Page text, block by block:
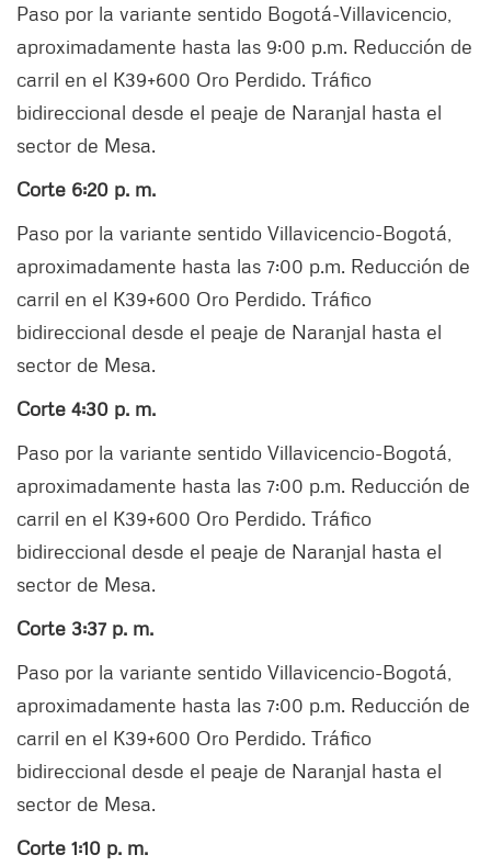
Paso por la variante sentido Bogotá-Villavicencio,
aproximadamente hasta las 9:00 p.m. Reducción de
carril en el K39+600 Oro Perdido. Tráfico
bidireccional desde el peaje de Naranjal hasta el
sector de Mesa.
Corte 6:20 p. m.
Paso por la variante sentido Villavicencio-Bogotá,
aproximadamente hasta las 7:00 p.m. Reducción de
carril en el K39+600 Oro Perdido. Tráfico
bidireccional desde el peaje de Naranjal hasta el
sector de Mesa.
Corte 4:30 p. m.
Paso por la variante sentido Villavicencio-Bogotá,
aproximadamente hasta las 7:00 p.m. Reducción de
carril en el K39+600 Oro Perdido. Tráfico
bidireccional desde el peaje de Naranjal hasta el
sector de Mesa.
Corte 3:37 p. m.
Paso por la variante sentido Villavicencio-Bogotá,
aproximadamente hasta las 7:00 p.m. Reducción de
carril en el K39+600 Oro Perdido. Tráfico
bidireccional desde el peaje de Naranjal hasta el
sector de Mesa.
Corte 1:10 p. m.